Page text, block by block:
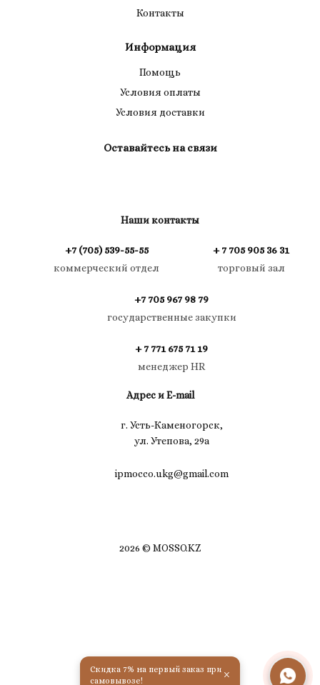
Скидка 7% на первый заказ при
самовывозе!
×
Контакты
Информация
Помощь
Условия оплаты
Условия доставки
Оставайтесь на связи
Наши контакты
+7 (705) 539-55-55
коммерческий отдел
+ 7 705 905 36 31
торговый зал
+7 705 967 98 79
государственные закупки
+ 7 771 675 71 19
менеджер HR
Адрес и E-mail
г. Усть-Каменогорск,
ул. Утепова, 29а
ipmocco.ukg@gmail.com
2026 © MOSSO.KZ